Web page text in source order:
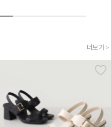
더보기 >